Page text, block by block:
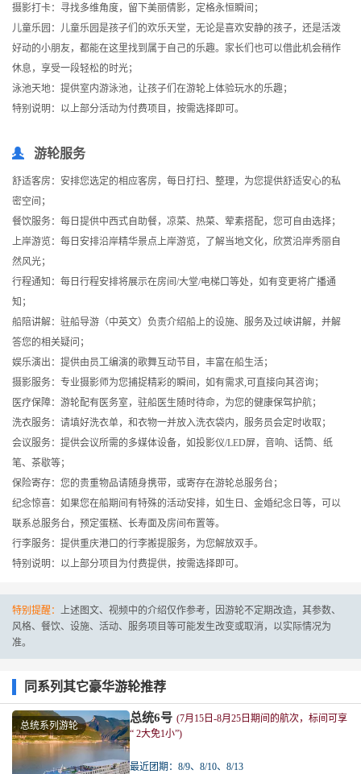
摄影打卡：寻找多维角度，留下美丽倩影，定格永恒瞬间；
儿童乐园：儿童乐园是孩子们的欢乐天堂，无论是喜欢安静的孩子，还是活泼
好动的小朋友，都能在这里找到属于自己的乐趣。家长们也可以借此机会稍作
休息，享受一段轻松的时光；
泳池天地：提供室内游泳池，让孩子们在游轮上体验玩水的乐趣；
特别说明：以上部分活动为付费项目，按需选择即可。
游轮服务
舒适客房：安排您选定的相应客房，每日打扫、整理，为您提供舒适安心的私
密空间；
餐饮服务：每日提供中西式自助餐，凉菜、热菜、荤素搭配，您可自由选择；
上岸游览：每日安排沿岸精华景点上岸游览，了解当地文化，欣赏沿岸秀丽自
然风光；
行程通知：每日行程安排将展示在房间/大堂/电梯口等处，如有变更将广播通
知；
船陪讲解：驻船导游（中英文）负责介绍船上的设施、服务及过峡讲解，并解
答您的相关疑问；
娱乐演出：提供由员工编演的歌舞互动节目，丰富在船生活；
摄影服务：专业摄影师为您捕捉精彩的瞬间，如有需求,可直接向其咨询；
医疗保障：游轮配有医务室，驻船医生随时待命，为您的健康保驾护航；
洗衣服务：请填好洗衣单，和衣物一并放入洗衣袋内，服务员会定时收取；
会议服务：提供会议所需的多媒体设备，如投影仪/LED屏，音响、话筒、纸
笔、茶歇等；
保险寄存：您的贵重物品请随身携带，或寄存在游轮总服务台；
纪念惊喜：如果您在船期间有特殊的活动安排，如生日、金婚纪念日等，可以
联系总服务台，预定蛋糕、长寿面及房间布置等。
行李服务：提供重庆港口的行李搬提服务，为您解放双手。
特别说明：以上部分项目为付费提供，按需选择即可。
特别提醒： 上述图文、视频中的介绍仅作参考，因游轮不定期改造，其参数、
风格、餐饮、设施、活动、服务项目等可能发生改变或取消，以实际情况为
准。
同系列其它豪华游轮推荐
总统系列游轮
总统6号 (7月15日-8月25日期间的航次，标间可享
“ 2大免1小”)
最近团期：8/9、8/10、8/13